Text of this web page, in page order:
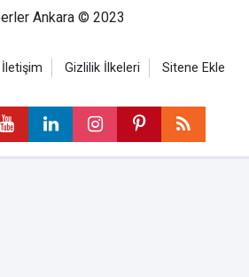
Ankara © 2023
İletişim Gizlilik İlkeleri Sitene Ekle